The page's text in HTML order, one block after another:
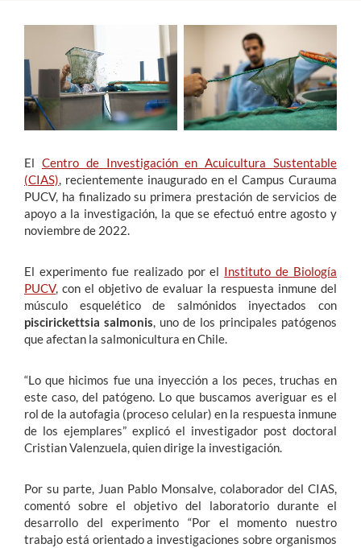
Académicos
Funcionarios
Alumni
English
El Centro de Investigación en Acuicultura Sustentable
(CIAS), recientemente inaugurado en el Campus Curauma
PUCV, ha finalizado su primera prestación de servicios de
apoyo a la investigación, la que se efectuó entre agosto y
noviembre de 2022.
El experimento fue realizado por el Instituto de Biología
PUCV, con el objetivo de evaluar la respuesta inmune del
músculo esquelético de salmónidos inyectados con
piscirickettsia salmonis, uno de los principales patógenos
que afectan la salmonicultura en Chile.
“Lo que hicimos fue una inyección a los peces, truchas en
este caso, del patógeno. Lo que buscamos averiguar es el
rol de la autofagia (proceso celular) en la respuesta inmune
de los ejemplares” explicó el investigador post doctoral
Cristian Valenzuela, quien dirige la investigación.
Por su parte, Juan Pablo Monsalve, colaborador del CIAS,
comentó sobre el objetivo del laboratorio durante el
desarrollo del experimento “Por el momento nuestro
trabajo está orientado a investigaciones sobre organismos